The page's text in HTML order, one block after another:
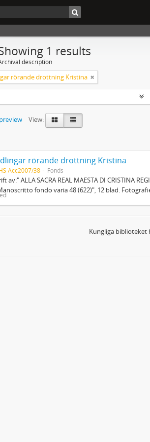
1 results
description
rörande drottning Kristina
View:
rörande drottning Kristina
Acc2007/38 Fonds
av:" ALLA SACRA REAL MAESTA DI CRISTINA
fondo varia 48 (622)", 12 blad.
Kungliga biblioteket